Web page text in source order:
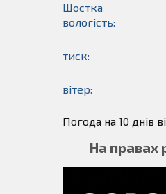
Шостка
вологість:
тиск:
вітер:
Погода на 10 днів
На правах